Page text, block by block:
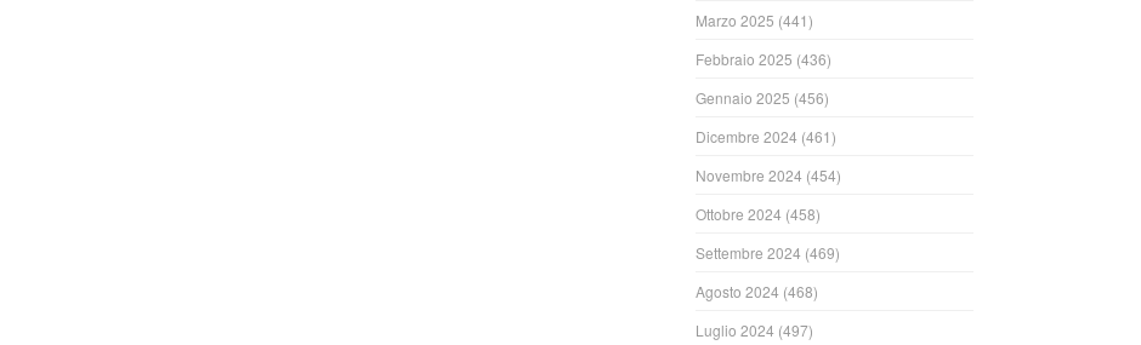
Marzo 2025 (441)
Febbraio 2025 (436)
Gennaio 2025 (456)
Dicembre 2024 (461)
Novembre 2024 (454)
Ottobre 2024 (458)
Settembre 2024 (469)
Agosto 2024 (468)
Luglio 2024 (497)